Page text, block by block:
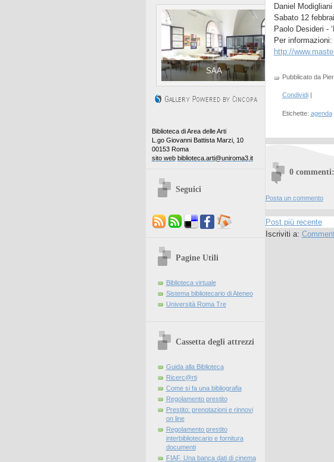
SAA
Biblioteca di Area delle Arti
L.go Giovanni Battista Marzi, 10
00153 Roma
sito web biblioteca.arti@uniroma3.it
Seguici
Pagine Utili
Biblioteca virtuale
Sistema bibliotecario di Ateneo
Università Roma Tre
Cassetta degli attrezzi
Guida alla Biblioteca
Ricerc@rti
Come si fa una bibliografia
Regolamento prestito
Prestito: prenotazioni e rinnovi
on line
Regolamento prestito
interbibliotecario e fornitura
documenti
FIAF. Una banca dati di cinema
Daniel
Sabato 12
Paolo Desideri -
Per informazioni:
http://
Pubblicato da
Condividi
Etichette: agenda
0 commenti:
Posta un commento
Post più recente
Iscriviti a: